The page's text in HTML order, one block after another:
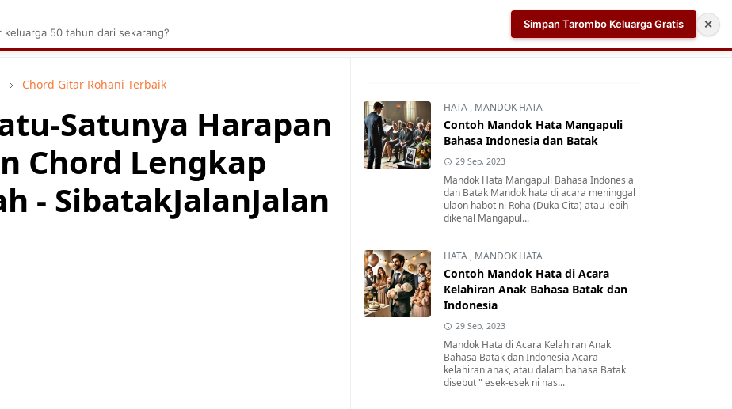
Kelapa Sawit Tarombo Batak Aplikasi AI Teleprompter dan Pembuat Skrip Video
Chord Gitar Rohani Terbaik
Satunya Harapan
Chord Lengkap
- SibatakJalanJalan
HATA , MANDOK HATA
Contoh Mandok Hata Mangapuli
Bahasa Indonesia dan Batak
29 Sep, 2023
Mandok Hata Mangapuli Bahasa Indonesia
dan Batak Mandok hata di acara meninggal
ulaon habot ni Roha (Duka Cita) atau lebih
dikenal Mangapul...
HATA , MANDOK HATA
Contoh Mandok Hata di Acara
Kelahiran Anak Bahasa Batak dan
Indonesia
29 Sep, 2023
Mandok Hata di Acara Kelahiran Anak
Bahasa Batak dan Indonesia Acara
kelahiran anak, atau dalam bahasa Batak
disebut " esek-esek ni nas...
50 tahun dari sekarang?
Simpan Tarombo Keluarga Gratis ✕